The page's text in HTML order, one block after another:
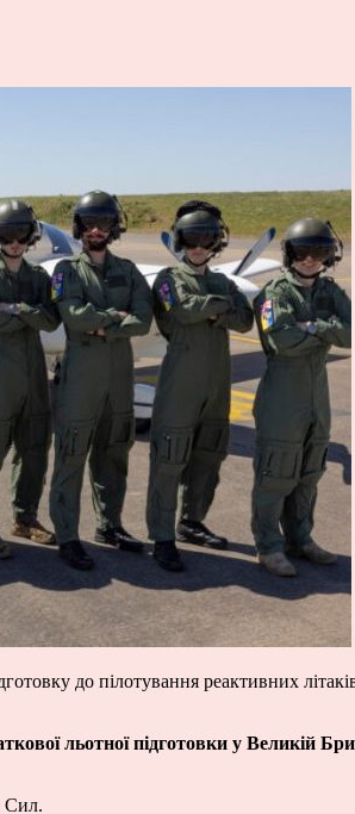
до пілотування реактивних
льотної підготовки у Великій
Сил.